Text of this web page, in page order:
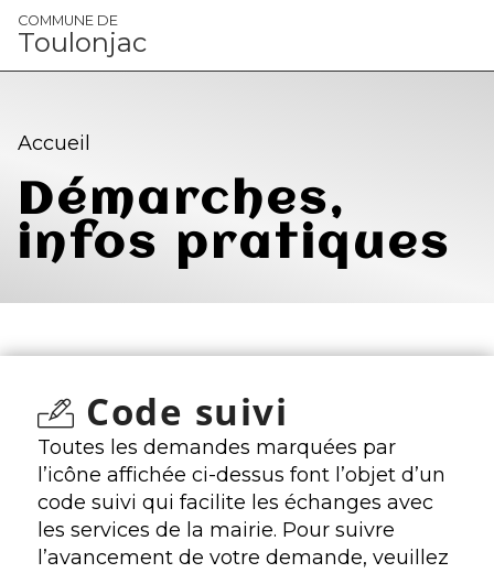
Panneau de gestion des cookies
COMMUNE DE
Toulonjac
Accueil
Démarches,
infos pratiques
Code suivi
Toutes les demandes marquées par
l’icône affichée ci-dessus font l’objet d’un
code suivi qui facilite les échanges avec
les services de la mairie. Pour suivre
l’avancement de votre demande, veuillez